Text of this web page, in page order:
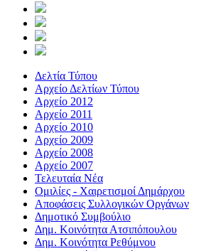
Δελτία Τύπου
Αρχείο Δελτίων Τύπου
Αρχείο 2012
Αρχείο 2011
Αρχείο 2010
Αρχείο 2009
Αρχείο 2008
Αρχείο 2007
Τελευταία Νέα
Ομιλίες - Χαιρετισμοί Δημάρχου
Αποφάσεις Συλλογικών Οργάνων
Δημοτικό Συμβούλιο
Δημ. Κοινότητα Ατσιπόπουλου
Δημ. Κοινότητα Ρεθύμνου